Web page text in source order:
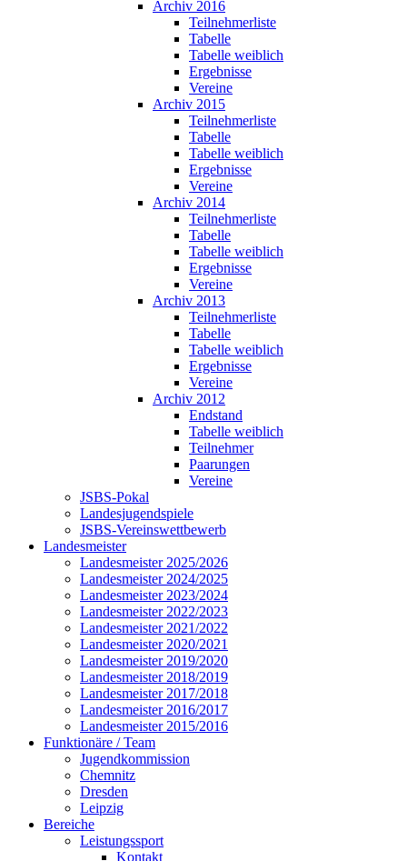
Archiv 2016
Teilnehmerliste
Tabelle
Tabelle weiblich
Ergebnisse
Vereine
Archiv 2015
Teilnehmerliste
Tabelle
Tabelle weiblich
Ergebnisse
Vereine
Archiv 2014
Teilnehmerliste
Tabelle
Tabelle weiblich
Ergebnisse
Vereine
Archiv 2013
Teilnehmerliste
Tabelle
Tabelle weiblich
Ergebnisse
Vereine
Archiv 2012
Endstand
Tabelle weiblich
Teilnehmer
Paarungen
Vereine
JSBS-Pokal
Landesjugendspiele
JSBS-Vereinswettbewerb
Landesmeister
Landesmeister 2025/2026
Landesmeister 2024/2025
Landesmeister 2023/2024
Landesmeister 2022/2023
Landesmeister 2021/2022
Landesmeister 2020/2021
Landesmeister 2019/2020
Landesmeister 2018/2019
Landesmeister 2017/2018
Landesmeister 2016/2017
Landesmeister 2015/2016
Funktionäre / Team
Jugendkommission
Chemnitz
Dresden
Leipzig
Bereiche
Leistungssport
Kontakt